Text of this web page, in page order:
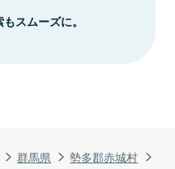
群馬県
勢多郡赤城村
スムーズに。